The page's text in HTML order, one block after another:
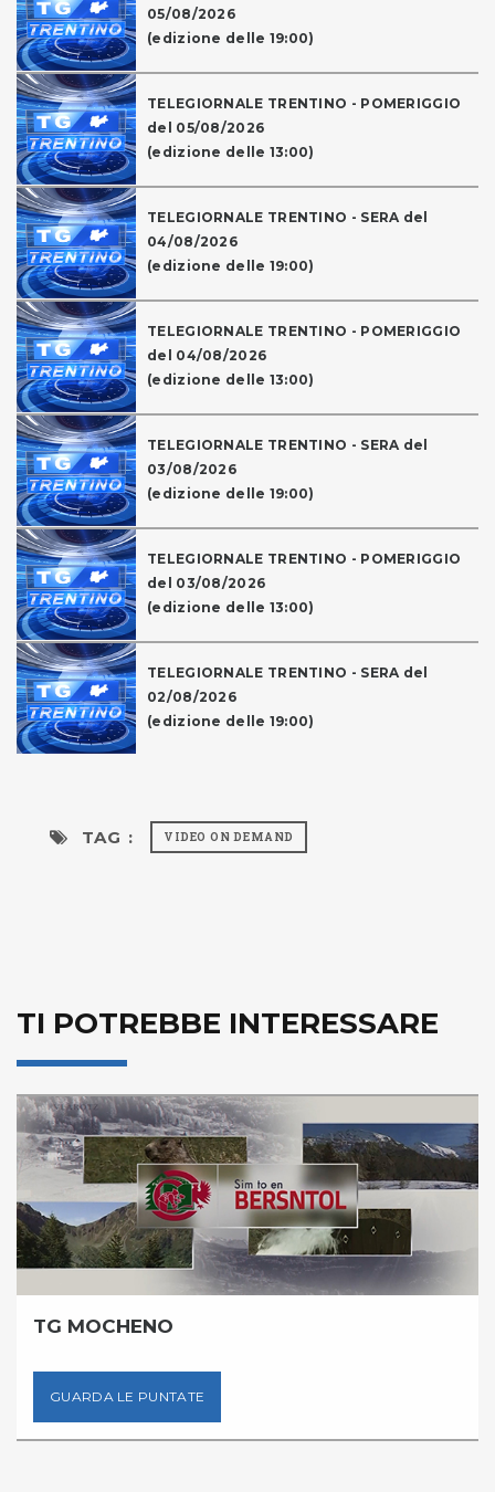
05/08/2026
(edizione delle 19:00)
TELEGIORNALE TRENTINO - POMERIGGIO
del 05/08/2026
(edizione delle 13:00)
TELEGIORNALE TRENTINO - SERA del
04/08/2026
(edizione delle 19:00)
TELEGIORNALE TRENTINO - POMERIGGIO
del 04/08/2026
(edizione delle 13:00)
TELEGIORNALE TRENTINO - SERA del
03/08/2026
(edizione delle 19:00)
TELEGIORNALE TRENTINO - POMERIGGIO
del 03/08/2026
(edizione delle 13:00)
TELEGIORNALE TRENTINO - SERA del
02/08/2026
(edizione delle 19:00)
TAG : VIDEO ON DEMAND
TI POTREBBE INTERESSARE
TG MOCHENO
GUARDA LE PUNTATE